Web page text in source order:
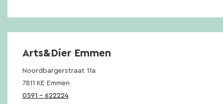
Arts&Dier Emmen
Noordbargerstraat 11a
7811 KE Emmen
0591 – 622224